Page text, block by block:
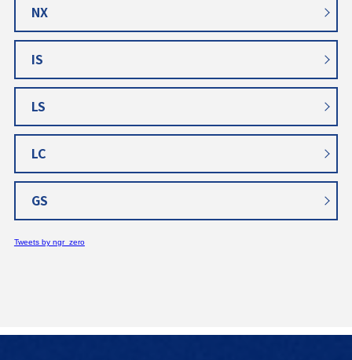
NX
IS
LS
LC
GS
Tweets by ngr_zero